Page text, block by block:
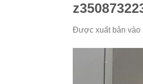
Được xuất bản vào